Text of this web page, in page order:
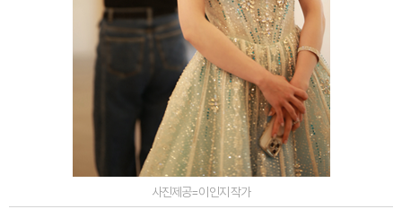
사진제공=이인지 작가